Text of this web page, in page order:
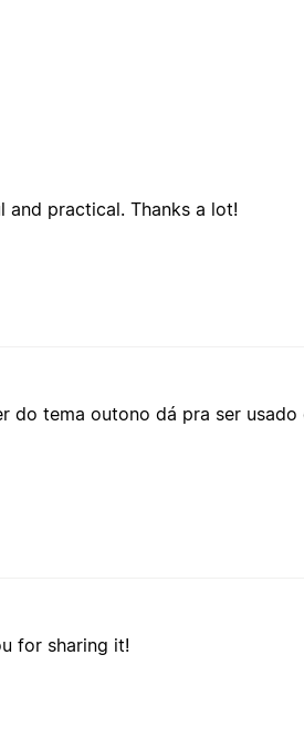
and practical. Thanks a lot!
do tema outono dá pra ser usado
for sharing it!